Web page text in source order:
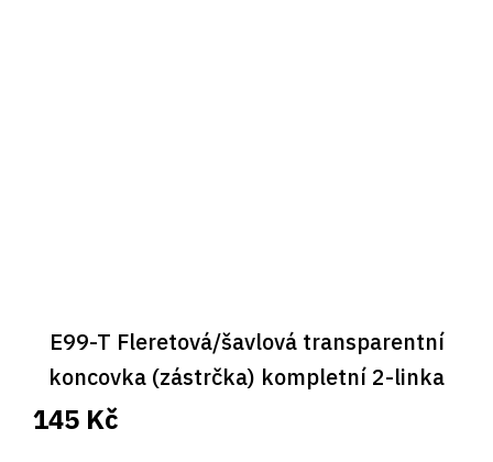
E99-T Fleretová/šavlová transparentní
koncovka (zástrčka) kompletní 2-linka
145 Kč